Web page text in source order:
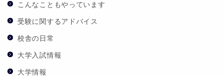
こんなこともやっています
受験に関するアドバイス
校舎の日常
大学入試情報
大学情報